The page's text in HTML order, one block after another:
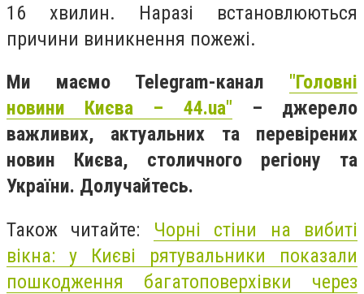
16 хвилин. Наразі встановлюються
причини виникнення пожежі.
Ми маємо Telegram-канал "Головні
новини Києва – 44.ua" – джерело
важливих, актуальних та перевірених
новин Києва, столичного регіону та
України. Долучайтесь.
Також читайте: Чорні стіни на вибиті
вікна: у Києві рятувальники показали
пошкодження багатоповерхівки через